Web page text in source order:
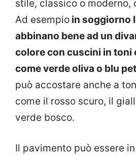
stile, classico o moderno,
Ad esempio in soggiorno
abbinano bene ad un
colore con cuscini in toni
come verde oliva o blu
può accostare anche a
come il rosso scuro, il
verde bosco.
Il pavimento può essere